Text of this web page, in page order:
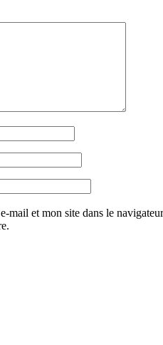
mail et mon site dans le navigateur